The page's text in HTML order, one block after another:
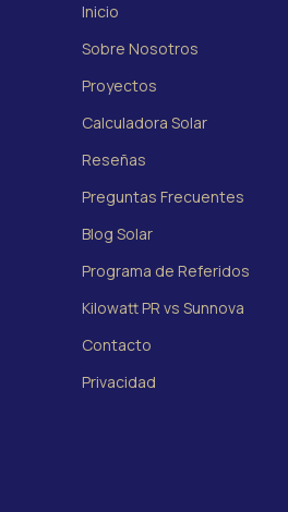
Inicio
Sobre Nosotros
Proyectos
Calculadora Solar
Reseñas
Preguntas Frecuentes
Blog Solar
Programa de Referidos
Kilowatt PR vs Sunnova
Contacto
Privacidad